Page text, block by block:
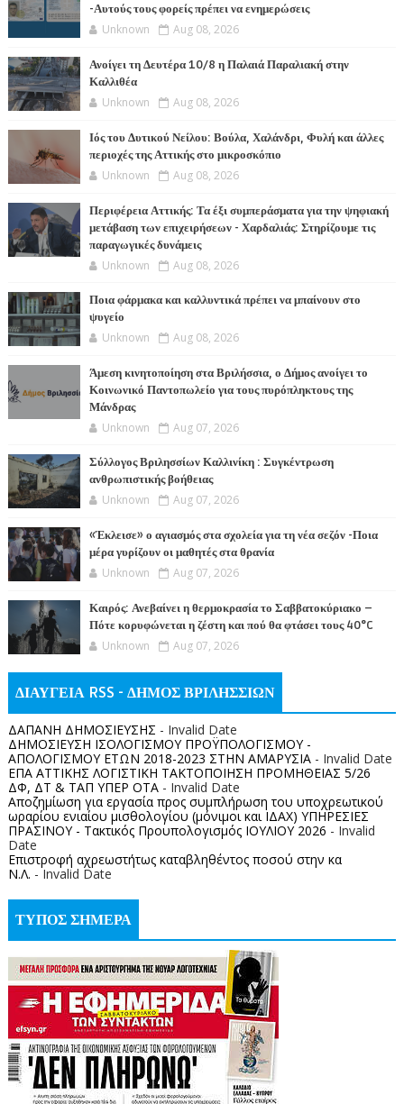
-Αυτούς τους φορείς πρέπει να ενημερώσεις
Unknown Aug 08, 2026
Ανοίγει τη Δευτέρα 10/8 η Παλαιά Παραλιακή στην
Καλλιθέα
Unknown Aug 08, 2026
Ιός του Δυτικού Νείλου: Βούλα, Χαλάνδρι, Φυλή και άλλες
περιοχές της Αττικής στο μικροσκόπιο
Unknown Aug 08, 2026
Περιφέρεια Αττικής: Τα έξι συμπεράσματα για την ψηφιακή
μετάβαση των επιχειρήσεων - Χαρδαλιάς: Στηρίζουμε τις
παραγωγικές δυνάμεις
Unknown Aug 08, 2026
Ποια φάρμακα και καλλυντικά πρέπει να μπαίνουν στο
ψυγείο
Unknown Aug 08, 2026
Άμεση κινητοποίηση στα Βριλήσσια, ο Δήμος ανοίγει το
Κοινωνικό Παντοπωλείο για τους πυρόπληκτους της
Μάνδρας
Unknown Aug 07, 2026
Σύλλογος Βριλησσίων Καλλινίκη : Συγκέντρωση
ανθρωπιστικής βοήθειας
Unknown Aug 07, 2026
«Έκλεισε» ο αγιασμός στα σχολεία για τη νέα σεζόν -Ποια
μέρα γυρίζουν οι μαθητές στα θρανία
Unknown Aug 07, 2026
Καιρός: Ανεβαίνει η θερμοκρασία το Σαββατοκύριακο –
Πότε κορυφώνεται η ζέστη και πού θα φτάσει τους 40°C
Unknown Aug 07, 2026
ΔΙΑΥΓΕΙΑ RSS - ΔΗΜΟΣ ΒΡΙΛΗΣΣΙΩΝ
ΔΑΠΑΝΗ ΔΗΜΟΣΙΕΥΣΗΣ - Invalid Date
ΔΗΜΟΣΙΕΥΣΗ ΙΣΟΛΟΓΙΣΜΟΥ ΠΡΟΫΠΟΛΟΓΙΣΜΟΥ -
ΑΠΟΛΟΓΙΣΜΟΥ ΕΤΩΝ 2018-2023 ΣΤΗΝ ΑΜΑΡΥΣΙΑ- Invalid Date
ΕΠΑ ΑΤΤΙΚΗΣ ΛΟΓΙΣΤΙΚΗ ΤΑΚΤΟΠΟΙΗΣΗ ΠΡΟΜΗΘΕΙΑΣ 5/26
ΔΦ, ΔΤ & ΤΑΠ ΥΠΕΡ ΟΤΑ- Invalid Date
Αποζημίωση για εργασία προς συμπλήρωση του υποχρεωτικού
ωραρίου ενιαίου μισθολογίου (μόνιμοι και ΙΔΑΧ) ΥΠΗΡΕΣΙΕΣ
ΠΡΑΣΙΝΟΥ - Τακτικός Προυπολογισμός ΙΟΥΛΙΟΥ 2026 - Invalid
Date
Επιστροφή αχρεωστήτως καταβληθέντος ποσoύ στην κα
Ν.Λ. - Invalid Date
ΤΥΠΟΣ ΣΗΜΕΡΑ